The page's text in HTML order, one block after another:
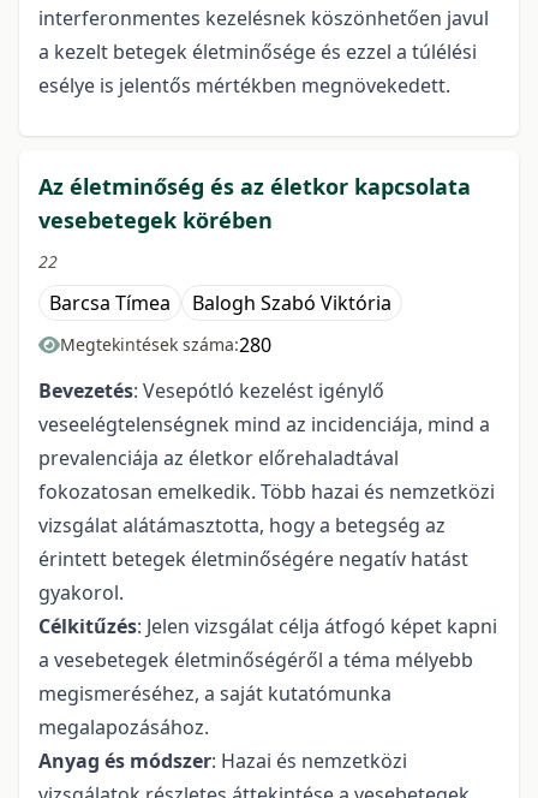
interferonmentes kezelésnek köszönhetően javul
a kezelt betegek életminősége és ezzel a túlélési
esélye is jelentős mértékben megnövekedett.
Az életminőség és az életkor kapcsolata
vesebetegek körében
22
Barcsa Tímea Balogh Szabó Viktória
Megtekintések száma:280
Bevezetés: Vesepótló kezelést igénylő
veseelégtelenségnek mind az incidenciája, mind a
prevalenciája az életkor előrehaladtával
fokozatosan emelkedik. Több hazai és nemzetközi
vizsgálat alátámasztotta, hogy a betegség az
érintett betegek életminőségére negatív hatást
gyakorol.
Célkitűzés: Jelen vizsgálat célja átfogó képet kapni
a vesebetegek életminőségéről a téma mélyebb
megismeréséhez, a saját kutatómunka
megalapozásához.
Anyag és módszer: Hazai és nemzetközi